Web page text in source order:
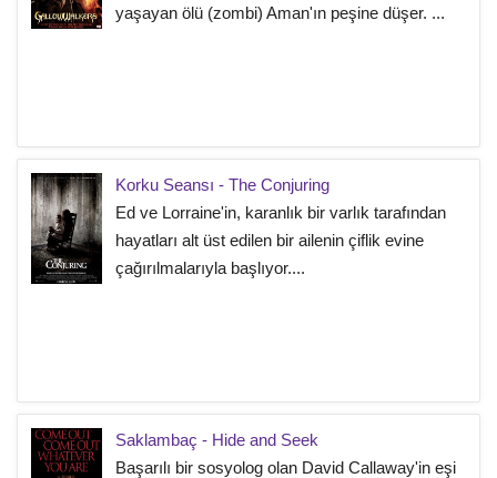
yaşayan ölü (zombi) Aman'ın peşine düşer. ...
Korku Seansı - The Conjuring
Ed ve Lorraine'in, karanlık bir varlık tarafından
hayatları alt üst edilen bir ailenin çiflik evine
çağırılmalarıyla başlıyor....
Saklambaç - Hide and Seek
Başarılı bir sosyolog olan David Callaway'in eşi